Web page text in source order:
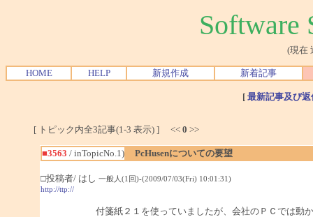
Software
(現在
HOME HELP 新規作成 新着記事
[ 最新記事及び
[ トピック内全3記事(1-3 表示) ] << 0 >>
■3563 / inTopicNo.1) PcHusenについての要望
□投稿者/ はし 一般人(1回)-(2009/07/03(Fri) 10:01:31)
http://ttp://
付箋紙２１を使っていましたが、会社のＰＣでは動